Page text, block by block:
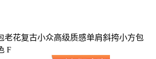
老花复古小众高级质感单肩斜挎小方包
F